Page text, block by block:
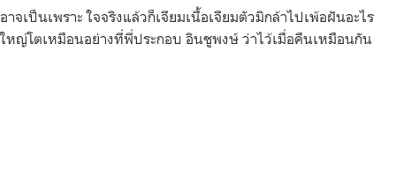
อาจเป็นเพราะ ใจจริงแล้วก็เจียมเนื้อเจียมตัวมิกล้าไปเพ้อฝันอะไร
ใหญ่โตเหมือนอย่างที่พี่ประกอบ อินชูพงษ์ ว่าไว้เมื่อคืนเหมือนกัน